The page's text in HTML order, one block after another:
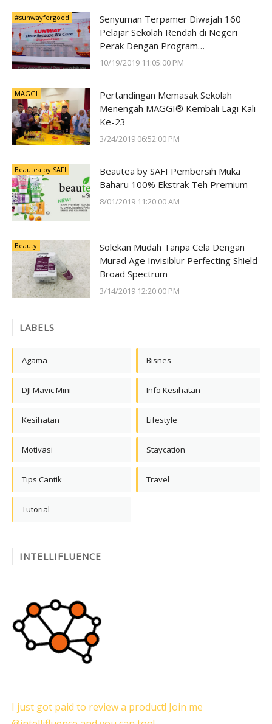
#sunwayforgood
Senyuman Terpamer Diwajah 160
Pelajar Sekolah Rendah di Negeri
Perak Dengan Program
#SunwayForGood Deepavali Cheer di
10/19/2019 11:05:00 PM
MAGGI
Pertandingan Memasak Sekolah
Menengah MAGGI® Kembali Lagi Kali
Ke-23
3/24/2019 06:52:00 PM
Beautea by SAFI
Beautea by SAFI Pembersih Muka
Baharu 100% Ekstrak Teh Premium
8/01/2019 11:20:00 AM
Beauty
Solekan Mudah Tanpa Cela Dengan
Murad Age Invisiblur Perfecting Shield
Broad Spectrum
3/14/2019 12:20:00 PM
LABELS
Agama Bisnes
DJI Mavic Mini Info Kesihatan
Kesihatan Lifestyle
Motivasi Staycation
Tips Cantik Travel
Tutorial
INTELLIFLUENCE
I just got paid to review a product! Join me